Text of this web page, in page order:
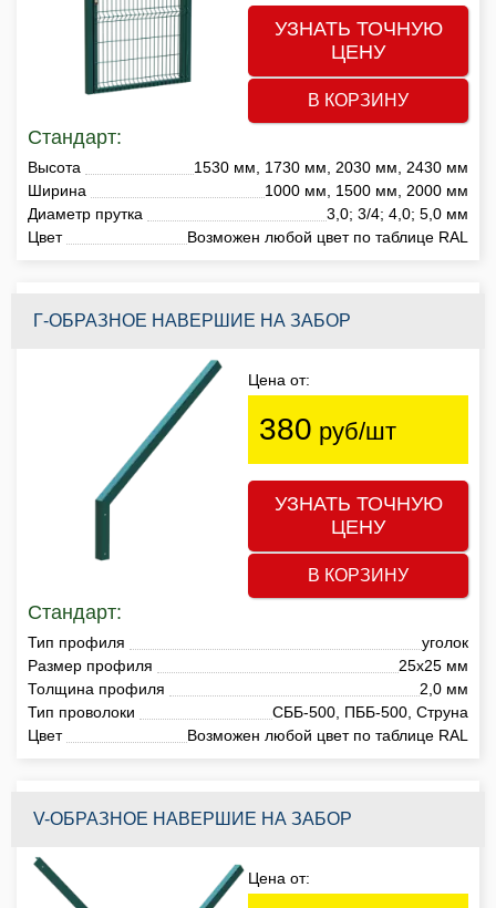
УЗНАТЬ ТОЧНУЮ
ЦЕНУ
В КОРЗИНУ
Стандарт:
Высота
1530 мм, 1730 мм, 2030 мм, 2430 мм
Ширина
1000 мм, 1500 мм, 2000 мм
Диаметр прутка
3,0; 3/4; 4,0; 5,0 мм
Цвет
Возможен любой цвет по таблице RAL
Г-ОБРАЗНОЕ НАВЕРШИЕ НА ЗАБОР
Цена от:
380 руб/шт
УЗНАТЬ ТОЧНУЮ
ЦЕНУ
В КОРЗИНУ
Стандарт:
Тип профиля
уголок
Размер профиля
25х25 мм
Толщина профиля
2,0 мм
Тип проволоки
СББ-500, ПББ-500, Струна
Цвет
Возможен любой цвет по таблице RAL
V-ОБРАЗНОЕ НАВЕРШИЕ НА ЗАБОР
Цена от: